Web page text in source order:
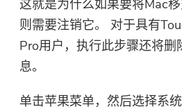
这就是为什么如果要将Mac移
则需要注销它。 对于具有
Pro用户，执行此步骤还将删
息。
单击苹果菜单，然后选择系统
接和优惠券代码。
件，请点击